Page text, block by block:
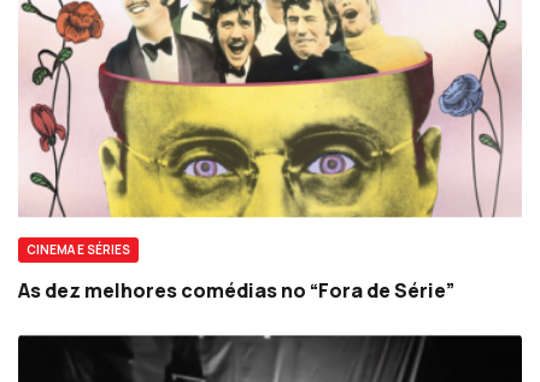
CINEMA E SÉRIES
As dez melhores comédias no “Fora de Série”